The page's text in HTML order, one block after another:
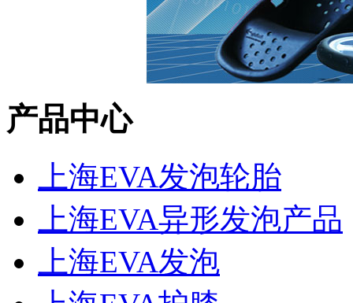
产品中心
上海EVA发泡轮胎
上海EVA异形发泡产品
上海EVA发泡